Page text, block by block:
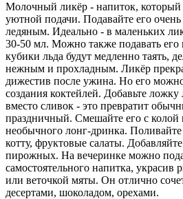
Молочный ликёр - напиток, который
уютной подачи. Подавайте его
ледяным. Идеально - в маленьких
30-50 мл. Можно также подавать его
кубики льда будут медленно таять,
нежным и прохладным. Ликёр
дижестив после ужина. Но его
создания коктейлей. Добавьте
вместо сливок - это превратит
праздничный. Смешайте его с колой
необычного лонг-дринка.
котту, фруктовые салаты.
пирожных. На вечеринке можно
самостоятельного напитка,
или веточкой мяты. Он отлично
десертами, шоколадом, орехами.